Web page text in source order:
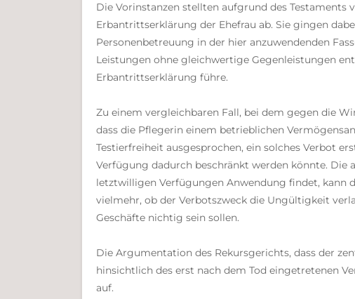
Die Vorinstanzen stellten aufgrund des Testaments
Erbantrittserklärung der Ehefrau ab. Sie gingen
Personenbetreuung in der hier anzuwendenden
Leistungen ohne gleichwertige Gegenleistungen
Erbantrittserklärung führe.
Zu einem vergleichbaren Fall, bei dem gegen die
dass die Pflegerin einem betrieblichen
Testierfreiheit ausgesprochen, ein solches Verbot
Verfügung dadurch beschränkt werden könnte. Die
letztwilligen Verfügungen Anwendung findet, kann
vielmehr, ob der Verbotszweck die Ungültigkeit
Geschäfte nichtig sein sollen.
Die Argumentation des Rekursgerichts, dass der
hinsichtlich des erst nach dem Tod eingetretenen
auf.